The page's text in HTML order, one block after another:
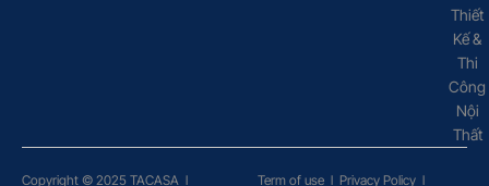
Thiết
Kế &
Thi
Công
Nội
Thất
Copyright © 2025 TACASA l
Term of use l Privacy Policy l